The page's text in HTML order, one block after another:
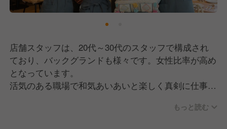
店舗スタッフは、20代～30代のスタッフで構成され
ており、バックグランドも様々です。女性比率が高め
となっています。
活気のある職場で和気あいあいと楽しく真剣に仕事を
もっと読む